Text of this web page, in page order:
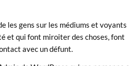
les gens sur les médiums et voyants
et qui font miroiter des choses, font
avec un défunt.